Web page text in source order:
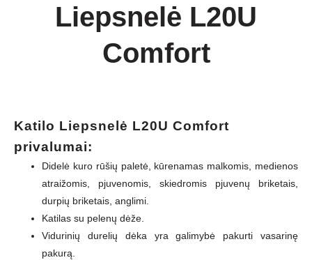
Liepsnelė L20U
Comfort
Katilo Liepsnelė L20U Comfort
privalumai:
Didelė kuro rūšių paletė, kūrenamas malkomis, medienos
atraižomis, pjuvenomis, skiedromis pjuvenų briketais,
durpių briketais, anglimi.
Katilas su pelenų dėže.
Vidurinių durelių dėka yra galimybė pakurti vasarinę
pakurą.